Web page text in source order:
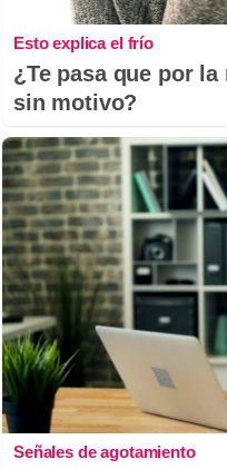
Esto explica el frío
¿Te pasa que por
sin motivo?
Señales de agotamiento